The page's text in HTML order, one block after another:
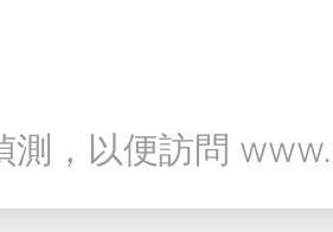
測，以便訪問